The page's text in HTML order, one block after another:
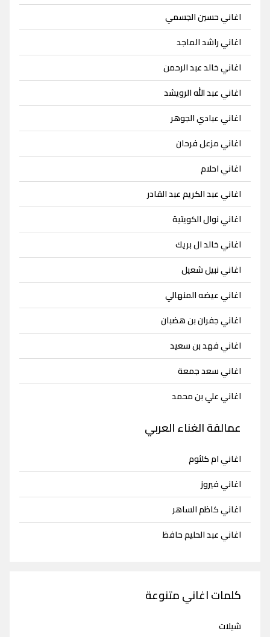
اغاني حسين الجسمي
اغاني راشد الماجد
اغاني خالد عبد الرحمن
اغاني عبد الله الرويشد
اغاني عبادي الجوهر
اغاني مزعل فرحان
اغاني احلام
اغاني عبد الكريم عبد القادر
اغاني نوال الكويتية
اغاني خالد ال بريك
اغاني نبيل شعيل
اغاني عيضه المنهالي
اغاني جفران بن هضبان
اغاني فهد بن سعيد
اغاني سعد جمعة
اغاني علي بن محمد
عمالقة الغناء العربي
اغاني ام كلثوم
اغاني فيروز
اغاني كاظم الساهر
اغاني عبد الحليم حافظ
كلمات اغاني متنوعة
شيلات